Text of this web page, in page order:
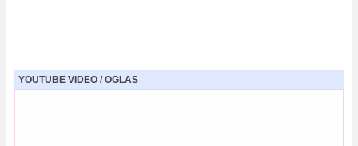
YOUTUBE VIDEO / OGLAS